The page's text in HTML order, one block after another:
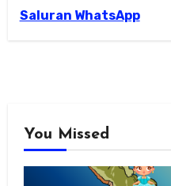
Saluran WhatsApp
You Missed